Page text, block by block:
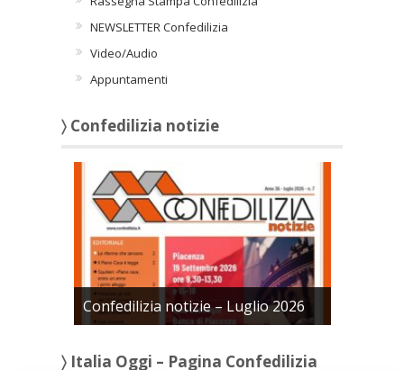
NEWSLETTER Confedilizia
Video/Audio
Appuntamenti
〉 Confedilizia notizie
Confedilizia notizie – Luglio 2026
〉 Italia Oggi – Pagina Confedilizia